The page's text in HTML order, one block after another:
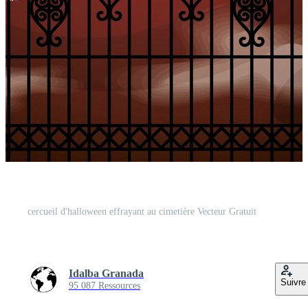
cercueil d'halloween effrayant au cimetière Vecteur Gratuit
Idalba Granada
95 087 Ressources Suivre